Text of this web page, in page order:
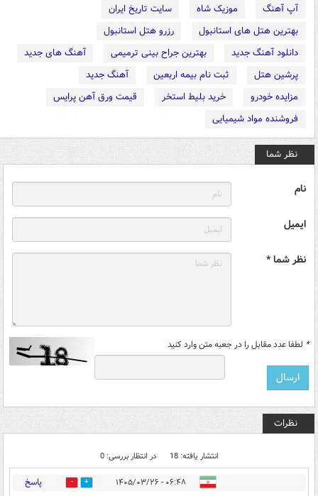
آپ آهنگ موزیک شاه
سایت تاریخ ایران
بهترین هتل های استانبول
رزرو هتل استانبول
دانلود آهنگ جدید
بهترین جراح بینی ترمیمی
آهنگ های جدید
پرشین هتل
ثبت نام بیمه اربعین
آهنگ جدید
مزایده خودرو
خرید بلیط استخر
قیمت ورق آهن پرایس
فروشنده مواد شیمیایی
نظر شما
نام
ایمیل
نظر شما *
* لطفا عدد مقابل را در جعبه متن وارد کنید
نظرات
انتشار یافته: 18 در انتظار بررسی: 0
۰۶:۴۸ - ۱۴۰۵/۰۳/۲۶ 11 پاسخ